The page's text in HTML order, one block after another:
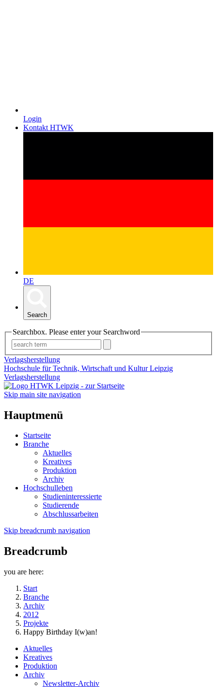
Login
Kontakt HTWK
DE
Search
Searchbox. Please enter your Searchword
Verlagsherstellung
Hochschule für Technik, Wirtschaft und Kultur Leipzig
Verlagsherstellung
Skip main site navigation
Hauptmenü
Startseite
Branche
Aktuelles
Kreatives
Produktion
Archiv
Hochschulleben
Studieninteressierte
Studierende
Abschlussarbeiten
Skip breadcrumb navigation
Breadcrumb
you are here:
Start
Branche
Archiv
2012
Projekte
Happy Birthday I(w)an!
Aktuelles
Kreatives
Produktion
Archiv
Newsletter-Archiv